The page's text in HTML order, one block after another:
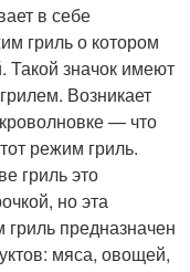
в себе
гриль о котором
Такой значок имеют
Возникает
— что
режим гриль.
гриль это
но эта
предназначен
мяса, овощей,